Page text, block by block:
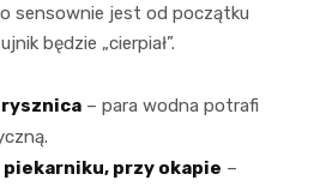
sensownie jest od początku
będzie „cierpiał”.
– para wodna potrafi
piekarniku, przy okapie –